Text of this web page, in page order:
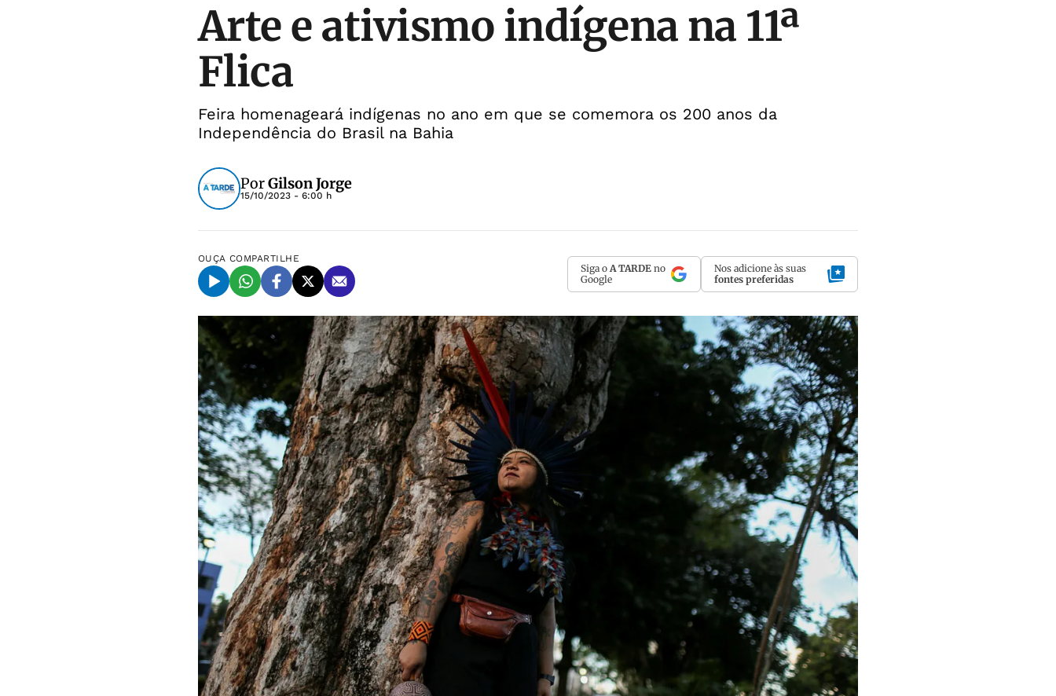
Arte e ativismo indígena na 11ª
Flica
Feira homenageará indígenas no ano em que se comemora os 200 anos da
Independência do Brasil na Bahia
PorGilson Jorge
15/10/2023 - 6:00 h
OUÇA COMPARTILHE
Siga o A TARDE no
Google
Nos adicione às suas
fontes preferidas